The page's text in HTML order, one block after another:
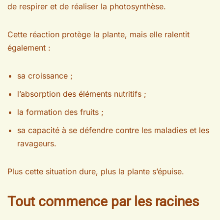
de respirer et de réaliser la photosynthèse.
Cette réaction protège la plante, mais elle ralentit
également :
sa croissance ;
l’absorption des éléments nutritifs ;
la formation des fruits ;
sa capacité à se défendre contre les maladies et les
ravageurs.
Plus cette situation dure, plus la plante s’épuise.
Tout commence par les racines